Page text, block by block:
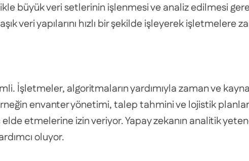
büyük veri setlerinin işlenmesi ve analiz edilmesi
veri yapılarını hızlı bir şekilde işleyerek işletmelere
İşletmeler, algoritmaların yardımıyla zaman ve
envanter yönetimi, talep tahmini ve lojistik
etmelerine izin veriyor. Yapay zekanın analitik
oluyor.